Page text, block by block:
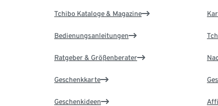
Tchibo Kataloge & Magazine
Bedienungsanleitungen
Ratgeber & Größenberater
Geschenkkarte
Geschenkideen